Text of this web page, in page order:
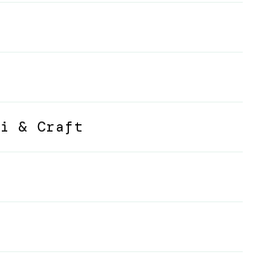
& Craft